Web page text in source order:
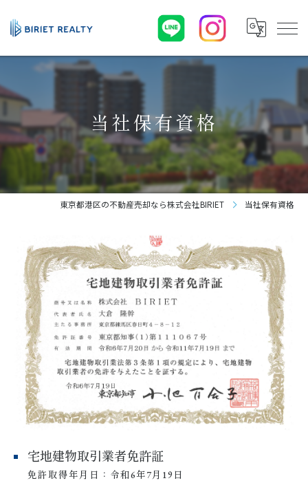
当社保有資格
東京都港区の不動産売却なら株式会社BIRIET 当社保有資格
宅地建物取引業者免許証
免許取得年月日：令和6年7月19日